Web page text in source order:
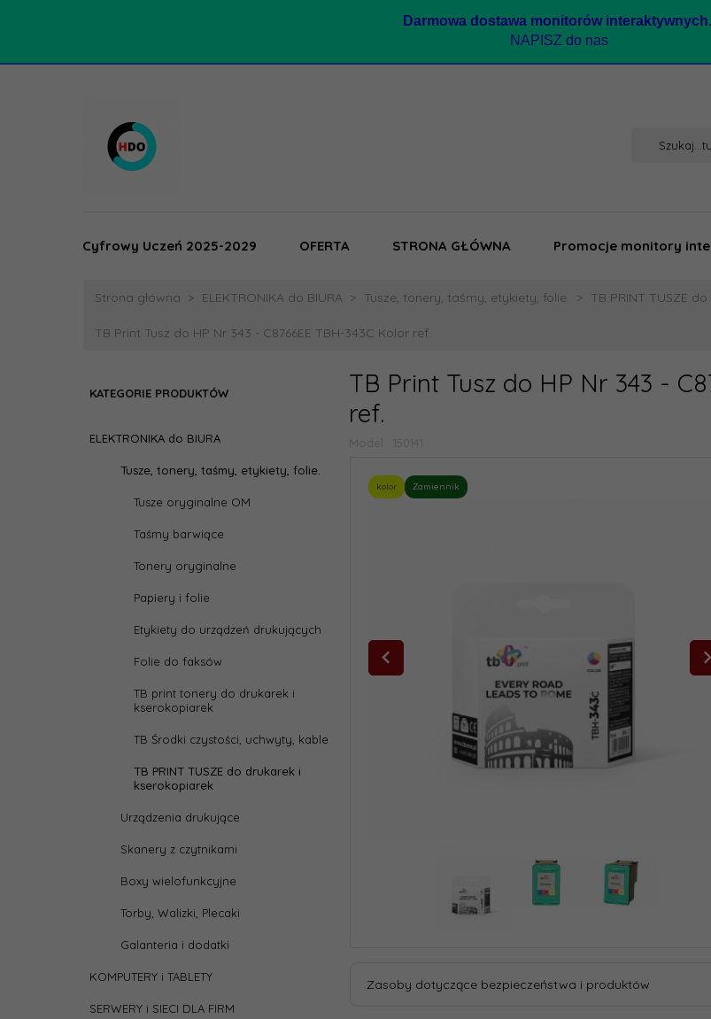
Darmowa dostawa monitorów interaktywnych.
NAPISZ do nas
Cyfrowy Uczeń 2025-2029 OFERTA STRONA GŁÓWNA Promocje monitory
Strona główna ELEKTRONIKA do BIURA Tusze, tonery, taśmy, etykiety, folie. TB PRINT TUSZE
TB Print Tusz do HP Nr 343 - C8766EE TBH-343C Kolor ref.
KATEGORIE PRODUKTÓW
ELEKTRONIKA do BIURA
Tusze, tonery, taśmy, etykiety, folie.
Tusze oryginalne OM
Taśmy barwiące
Tonery oryginalne
Papiery i folie
Etykiety do urządzeń drukujących
Folie do faksów
TB print tonery do drukarek i
kserokopiarek
TB Środki czystości, uchwyty, kable
TB PRINT TUSZE do drukarek i
kserokopiarek
Urządzenia drukujące
Skanery z czytnikami
Boxy wielofunkcyjne
Torby, Walizki, Plecaki
Galanteria i dodatki
KOMPUTERY i TABLETY
SERWERY i SIECI DLA FIRM
TB Print Tusz do HP Nr 343 -
ref.
Model: 150141
kolor Zamiennik
Zasoby dotyczące bezpieczeństwa i produktów